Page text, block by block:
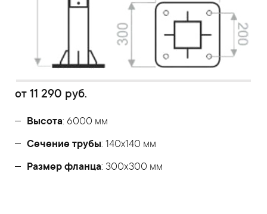
от 11 290 руб.
Высота: 6000 мм
Сечение трубы: 140х140 мм
Размер фланца: 300x300 мм